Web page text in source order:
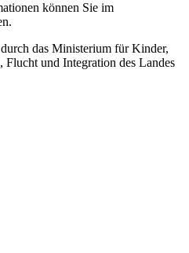
können Sie im
das Ministerium für Kinder,
und Integration des Landes